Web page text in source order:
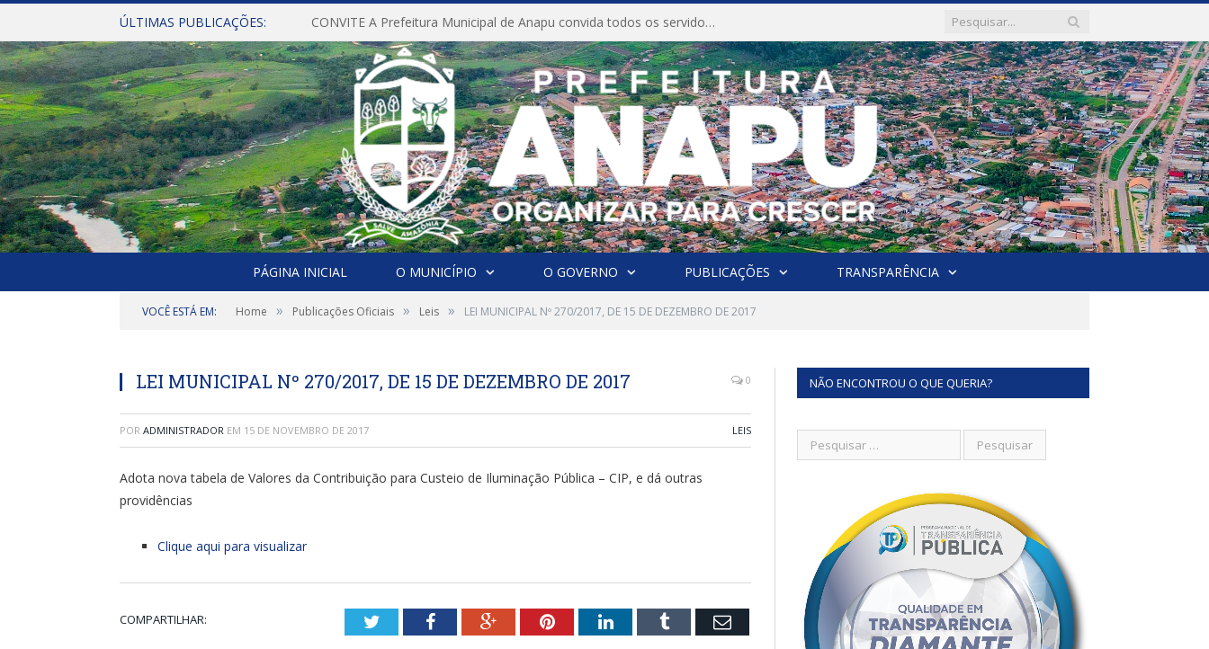
ÚLTIMAS PUBLICAÇÕES: CONVITE A Prefeitura Municipal de Anapu convida todos os servidores públicos municipais para participarem da Audiência Pública de discussão da Lei de Diretrizes Orçamentárias (LDO), importante instrumento de planejamento das ações e investimentos da Administração Pública para o próximo exercício financeiro.
PÁGINA INICIAL O MUNICÍPIO O GOVERNO PUBLICAÇÕES TRANSPARÊNCIA
VOCÊ ESTÁ EM: Home » Publicações Oficiais » Leis » LEI MUNICIPAL Nº 270/2017, DE 15 DE DEZEMBRO DE 2017
LEI MUNICIPAL Nº 270/2017, DE 15 DE DEZEMBRO DE 2017 0
POR ADMINISTRADOR EM 15 DE NOVEMBRO DE 2017 LEIS
Adota nova tabela de Valores da Contribuição para Custeio de Iluminação Pública – CIP, e dá outras
providências
Clique aqui para visualizar
COMPARTILHAR: TwitterFacebookGoogle+PinterestLinkedInTumblr Email
NÃO ENCONTROU O QUE QUERIA?